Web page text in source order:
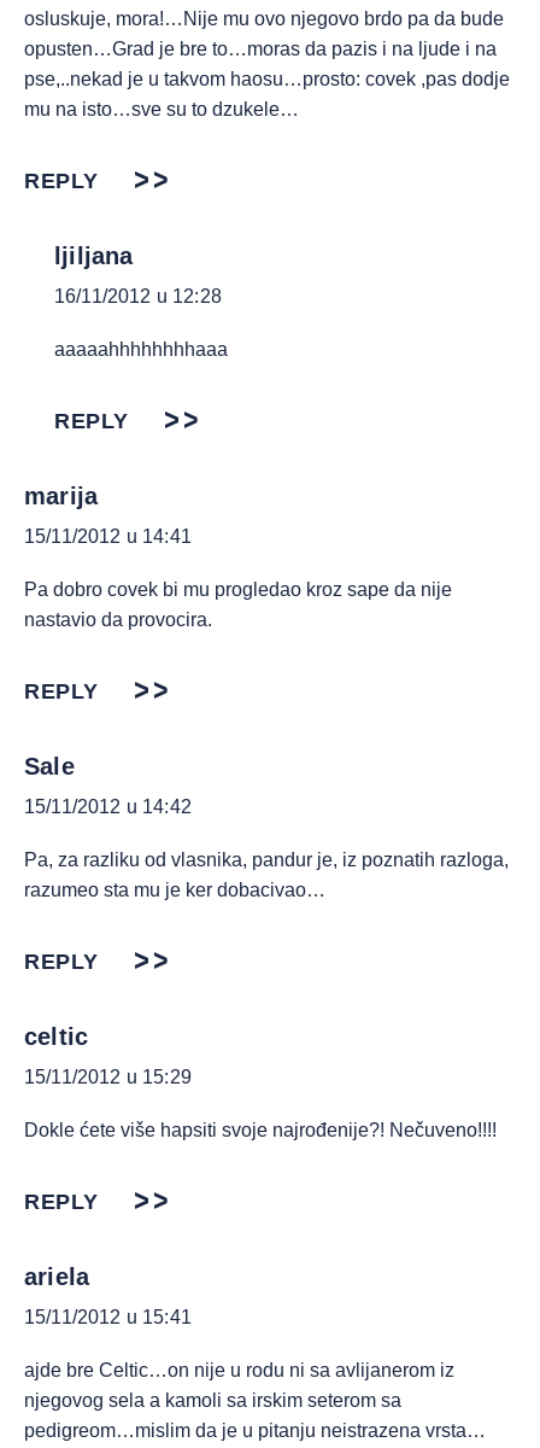
osluskuje, mora!…Nije mu ovo njegovo brdo pa da bude
opusten…Grad je bre to…moras da pazis i na ljude i na
pse,..nekad je u takvom haosu…prosto: covek ,pas dodje
mu na isto…sve su to dzukele…
REPLY
ljiljana
16/11/2012 u 12:28
aaaaahhhhhhhhaaa
REPLY
marija
15/11/2012 u 14:41
Pa dobro covek bi mu progledao kroz sape da nije
nastavio da provocira.
REPLY
Sale
15/11/2012 u 14:42
Pa, za razliku od vlasnika, pandur je, iz poznatih razloga,
razumeo sta mu je ker dobacivao…
REPLY
celtic
15/11/2012 u 15:29
Dokle ćete više hapsiti svoje najrođenije?! Nečuveno!!!!
REPLY
ariela
15/11/2012 u 15:41
ajde bre Celtic…on nije u rodu ni sa avlijanerom iz
njegovog sela a kamoli sa irskim seterom sa
pedigreom…mislim da je u pitanju neistrazena vrsta…